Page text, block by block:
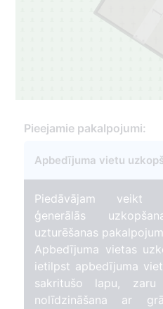
Pieejamie pakalpojumi:
Apbedījuma vietu
Piedāvājam veikt
ģenerālās
uzturēšanas
Apbedījuma vietas
ietilpst apbedījuma
sakritušo lapu, zaru
nolīdzināšana ar